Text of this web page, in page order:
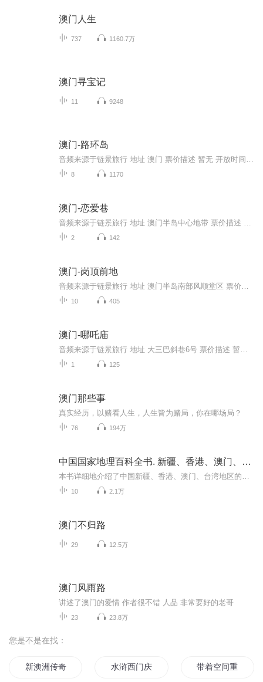
澳门人生
737 1160.7万
澳门寻宝记
11 9248
澳门-路环岛
8 1170
澳门-恋爱巷
2 142
澳门-岗顶前地
10 405
澳门-哪吒庙
1 125
澳门那些事
真实经历，以赌看人生，人生皆为赌局，你在哪场局？
76 194万
中国国家地理百科全书. 新疆、香港、澳门、台湾
10 2.1万
澳门不归路
29 12.5万
澳门风雨路
讲述了澳门的爱情 作者很不错 人品 非常要好的老哥
23 23.8万
您是不是在找：
新澳洲传奇 水浒西门庆 带着空间重生香港